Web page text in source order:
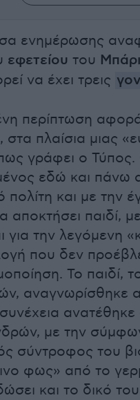
ενημέρωσης
εφετείου του Μπάρι
να έχει τρεις
περίπτωση
στα πλαίσια μιας
γράφει ο
εδώ και
πολίτη και με την
παιδί,
για την λεγόμενη
που δεν
Το παιδί,
αναγνωρίσθηκε
με την
σύντροφος του
φως» από το
και το δικό